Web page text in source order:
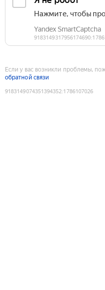
Если у вас возникли проблемы,
обратной связи
9183149074351394352:1786107026